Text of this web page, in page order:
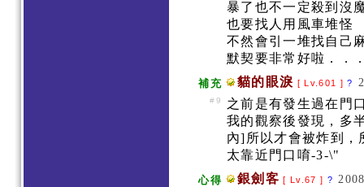
暴了也不一定殺到沒
也要找人用風車堆
不然會引一堆找自己
默契要非常好啦．．
補充 貓的眼淚 [ Lv.601 ]?
#9
之前是有發生過在門
我的觀察後發現，多
內]所以才會被炸到，
太靠近門口唷-3-\"
心得 銀劍客 [ Lv.67 ] ?